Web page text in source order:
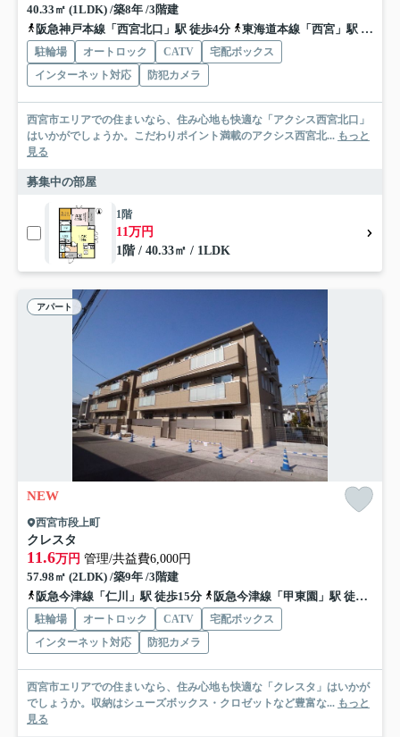
40.33㎡ (1LDK) /築8年 /3階建
阪急神戸本線「西宮北口」駅 徒歩4分
東海道本線「西宮」駅 徒歩20分
駐輪場 オートロック CATV
宅配ボックス
インターネット対応
防犯カメラ
西宮市エリアでの住まいなら、住み心地も快適な「アクシス西宮北口」
はいかがでしょうか。こだわりポイント満載のアクシス西宮北... もっと
見る
募集中の部屋
1階
11万円
1階 / 40.33㎡ / 1LDK
アパート
NEW
西宮市段上町
クレスタ
11.6万円 管理/共益費6,000円
57.98㎡ (2LDK) /築9年 /3階建
阪急今津線「仁川」駅 徒歩15分
阪急今津線「甲東園」駅 徒歩17分
駐輪場 オートロック CATV
宅配ボックス
インターネット対応
防犯カメラ
西宮市エリアでの住まいなら、住み心地も快適な「クレスタ」はいかが
でしょうか。収納はシューズボックス・クロゼットなど豊富な... もっと
見る